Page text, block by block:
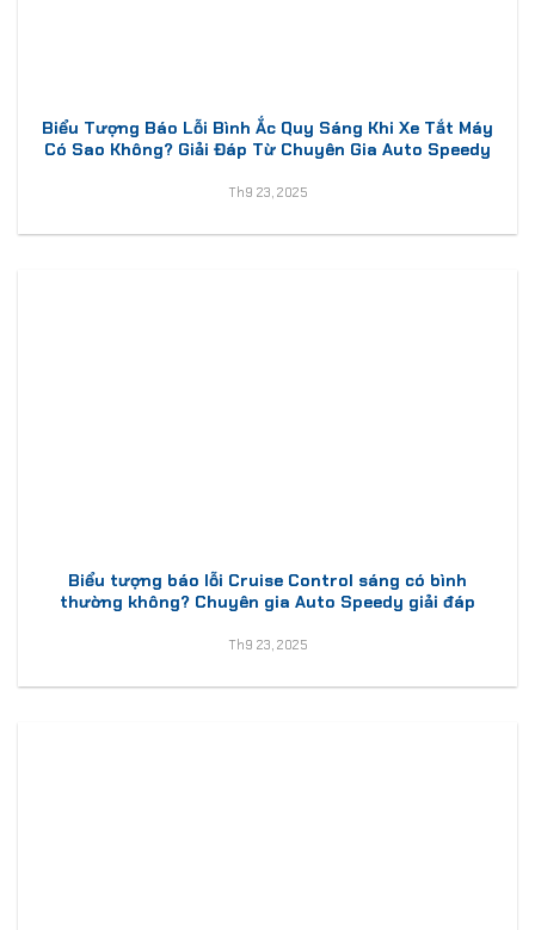
Biểu Tượng Báo Lỗi Bình Ắc Quy Sáng Khi Xe Tắt Máy
Có Sao Không? Giải Đáp Từ Chuyên Gia Auto Speedy
Th9 23, 2025
Biểu tượng báo lỗi Cruise Control sáng có bình
thường không? Chuyên gia Auto Speedy giải đáp
Th9 23, 2025